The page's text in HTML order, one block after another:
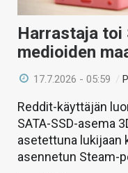
Harrastaja
medioiden
17.7.2026 - 05:59 /
Reddit-käyttäjän
SATA-SSD-asema
asetettuna lukijaan
asennetun Steam-